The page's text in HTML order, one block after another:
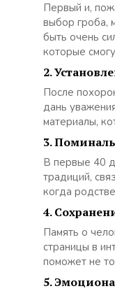
Первый и,
выбор гроба,
быть очень
которые
2.
После
дань
материалы,
3.
В первые 40
традиций,
когда
4.
Память о
страницы в
поможет не
5.